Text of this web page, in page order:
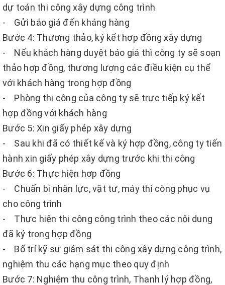
dự toán thi công xây dựng công trình
- Gửi báo giá đến kháng hàng
Bước 4: Thương thảo, ký kết hợp đồng xây dựng
- Nếu khách hàng duyệt báo giá thì công ty sẽ soạn
thảo hợp đồng, thương lượng các điều kiện cụ thể
với khách hàng trong hợp đồng
- Phòng thi công của công ty sẽ trực tiếp ký kết
hợp đồng với khách hàng
Bước 5: Xin giấy phép xây dựng
- Sau khi đã có thiết kế và ký hợp đồng, công ty tiến
hành xin giấy phép xây dựng trước khi thi công
Bước 6: Thực hiện hợp đồng
- Chuẩn bị nhân lực, vật tư, máy thi công phục vụ
cho công trình
- Thực hiện thi công công trình theo các nội dung
đã ký trong hợp đồng
- Bố trí kỹ sư giám sát thi công xây dựng công trình,
nghiệm thu các hạng mục theo quy định
Bước 7: Nghiệm thu công trình, Thanh lý hợp đồng,